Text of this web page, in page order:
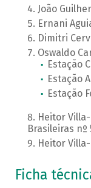
João
Ernani
Dimitri
Oswaldo
Estação
Estação
Estação
Heitor
Brasileiras nº
Heitor
Ficha